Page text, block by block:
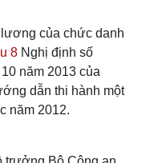
của chức danh
8 Nghị định số
năm 2013 của
dẫn thi hành một
năm 2012.